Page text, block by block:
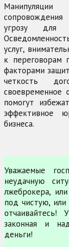
угрозу для
услуг,
к переговорам
факторами
четкость
своевременное
помогут
эффективное
бизнеса.
Уважаемые
неудачную
лжеброкера,
под чистую,
законная и
деньги!